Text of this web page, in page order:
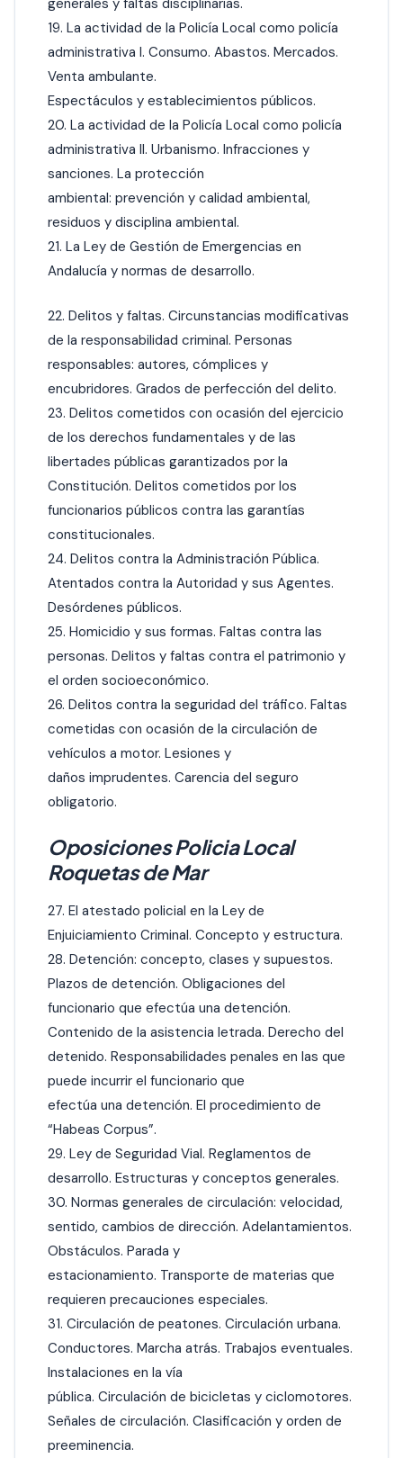
generales y faltas disciplinarias.
19. La actividad de la Policía Local como policía
administrativa I. Consumo. Abastos. Mercados.
Venta ambulante.
Espectáculos y establecimientos públicos.
20. La actividad de la Policía Local como policía
administrativa II. Urbanismo. Infracciones y
sanciones. La protección
ambiental: prevención y calidad ambiental,
residuos y disciplina ambiental.
21. La Ley de Gestión de Emergencias en
Andalucía y normas de desarrollo.
22. Delitos y faltas. Circunstancias modificativas
de la responsabilidad criminal. Personas
responsables: autores, cómplices y
encubridores. Grados de perfección del delito.
23. Delitos cometidos con ocasión del ejercicio
de los derechos fundamentales y de las
libertades públicas garantizados por la
Constitución. Delitos cometidos por los
funcionarios públicos contra las garantías
constitucionales.
24. Delitos contra la Administración Pública.
Atentados contra la Autoridad y sus Agentes.
Desórdenes públicos.
25. Homicidio y sus formas. Faltas contra las
personas. Delitos y faltas contra el patrimonio y
el orden socioeconómico.
26. Delitos contra la seguridad del tráfico. Faltas
cometidas con ocasión de la circulación de
vehículos a motor. Lesiones y
daños imprudentes. Carencia del seguro
obligatorio.
Oposiciones Policia Local
Roquetas de Mar
27. El atestado policial en la Ley de
Enjuiciamiento Criminal. Concepto y estructura.
28. Detención: concepto, clases y supuestos.
Plazos de detención. Obligaciones del
funcionario que efectúa una detención.
Contenido de la asistencia letrada. Derecho del
detenido. Responsabilidades penales en las que
puede incurrir el funcionario que
efectúa una detención. El procedimiento de
“Habeas Corpus”.
29. Ley de Seguridad Vial. Reglamentos de
desarrollo. Estructuras y conceptos generales.
30. Normas generales de circulación: velocidad,
sentido, cambios de dirección. Adelantamientos.
Obstáculos. Parada y
estacionamiento. Transporte de materias que
requieren precauciones especiales.
31. Circulación de peatones. Circulación urbana.
Conductores. Marcha atrás. Trabajos eventuales.
Instalaciones en la vía
pública. Circulación de bicicletas y ciclomotores.
Señales de circulación. Clasificación y orden de
preeminencia.